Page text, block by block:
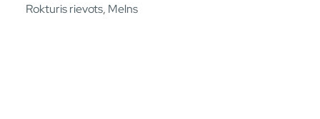
Rokturis rievots, Melns